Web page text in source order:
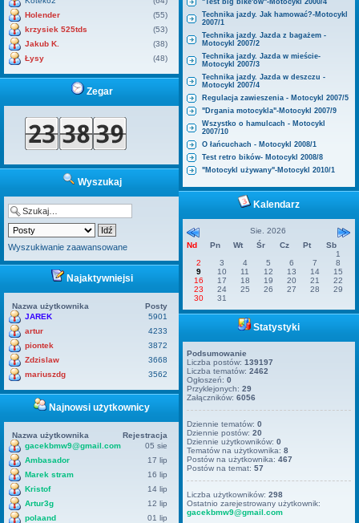
Holender
(55)
krzysiek 525tds
(53)
Jakub K.
(38)
Łysy
(48)
Zegar
Wyszukaj
Wyszukiwanie zaawansowane
Najaktywniejsi
Nazwa użytkownika
Posty
JAREK
5901
artur
4233
piontek
3872
Zdzislaw
3668
mariuszdg
3562
Najnowsi użytkownicy
Nazwa użytkownika
Rejestracja
gacekbmw9@gmail.com
05 sie
Ambasador
17 lip
Marek stram
16 lip
Kristof
14 lip
Artur3g
12 lip
polaand
01 lip
"Test big bike'ów"-Motocykl 2000/4
Technika jazdy. Jak hamować?-Motocykl
2007/1
Technika jazdy. Jazda z bagażem -
Motocykl 2007/2
Technika jazdy. Jazda w mieście-
Motocykl 2007/3
Technika jazdy. Jazda w deszczu -
Motocykl 2007/4
Regulacja zawieszenia - Motocykl 2007/5
"Drgania motocykla"-Motocykl 2007/9
Wszystko o hamulcach - Motocykl
2007/10
O łańcuchach - Motocykl 2008/1
Test retro bików- Motocykl 2008/8
"Motocykl używany"-Motocykl 2010/1
Kalendarz
Sie. 2026
Nd
Pn Wt Śr Cz Pt
Sb
1
2
3 4 5 6 7
8
9
10 11 12 13 14
15
16
17 18 19 20 21
22
23
24 25 26 27 28
29
30
31
Statystyki
Podsumowanie
Liczba postów:139197
Liczba tematów:2462
Ogłoszeń:0
Przyklejonych:29
Załączników:6056
Dziennie tematów:0
Dziennie postów:20
Dziennie użytkowników:0
Tematów na użytkownika:8
Postów na użytkownika:467
Postów na temat:57
Liczba użytkowników:298
Ostatnio zarejestrowany użytkownik:
gacekbmw9@gmail.com